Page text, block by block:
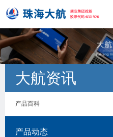
大航资讯
产品百科
产品动态